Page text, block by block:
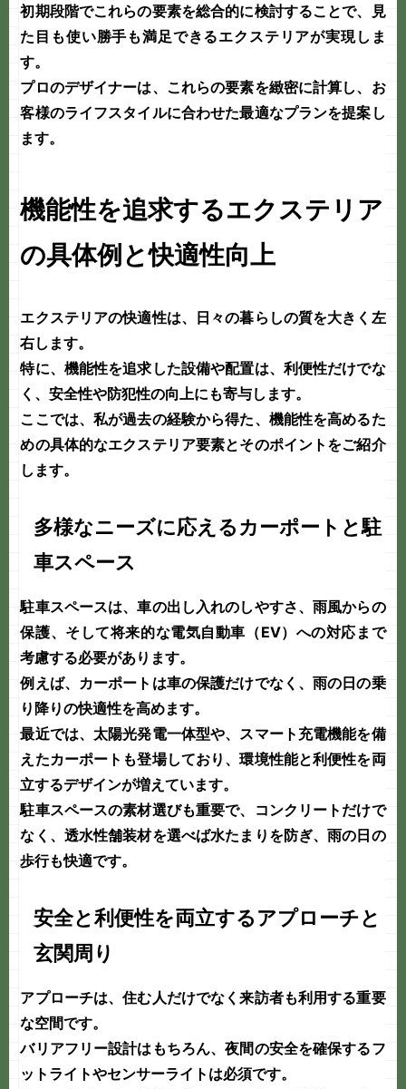
初期段階でこれらの要素を総合的に検討することで、見
た目も使い勝手も満足できるエクステリアが実現しま
す。
プロのデザイナーは、これらの要素を緻密に計算し、お
客様のライフスタイルに合わせた最適なプランを提案し
ます。
機能性を追求するエクステリア
の具体例と快適性向上
エクステリアの快適性は、日々の暮らしの質を大きく左
右します。
特に、機能性を追求した設備や配置は、利便性だけでな
く、安全性や防犯性の向上にも寄与します。
ここでは、私が過去の経験から得た、機能性を高めるた
めの具体的なエクステリア要素とそのポイントをご紹介
します。
多様なニーズに応えるカーポートと駐
車スペース
駐車スペースは、車の出し入れのしやすさ、雨風からの
保護、そして将来的な電気自動車（EV）への対応まで
考慮する必要があります。
例えば、カーポートは車の保護だけでなく、雨の日の乗
り降りの快適性を高めます。
最近では、太陽光発電一体型や、スマート充電機能を備
えたカーポートも登場しており、環境性能と利便性を両
立するデザインが増えています。
駐車スペースの素材選びも重要で、コンクリートだけで
なく、透水性舗装材を選べば水たまりを防ぎ、雨の日の
歩行も快適です。
安全と利便性を両立するアプローチと
玄関周り
アプローチは、住む人だけでなく来訪者も利用する重要
な空間です。
バリアフリー設計はもちろん、夜間の安全を確保するフ
ットライトやセンサーライトは必須です。